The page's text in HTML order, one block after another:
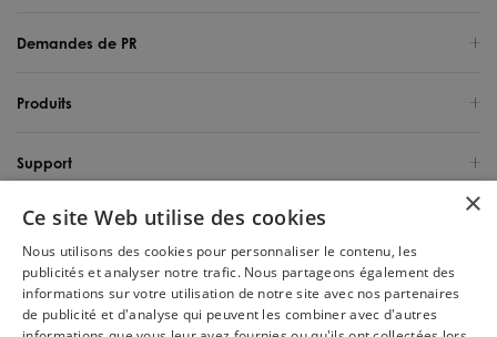
Demandes de PR
Produits
Support
Qui sommes-nous
France / Français
Copyright 2025 Tineco Intelligent Germany GmbH. Tous les droits sont
×
Ce site Web utilise des cookies
Nous utilisons des cookies pour personnaliser le contenu, les
publicités et analyser notre trafic. Nous partageons également des
informations sur votre utilisation de notre site avec nos partenaires
de publicité et d'analyse qui peuvent les combiner avec d'autres